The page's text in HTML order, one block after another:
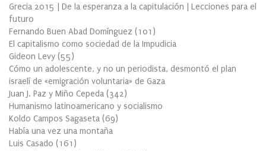
Grecia 2015 | De la esperanza a la capitulación | Lecciones para el
futuro
Fernando Buen Abad Domínguez (101 )
El capitalismo como sociedad de la Impudicia
Gideon Levy (55)
Cómo un adolescente, y no un periodista, desmontó el plan
israelí de «emigración voluntaria» de Gaza
Juan J. Paz y Miño Cepeda (342)
Humanismo latinoamericano y socialismo
Koldo Campos Sagaseta (69)
Había una vez una montaña
Luis Casado (161 )